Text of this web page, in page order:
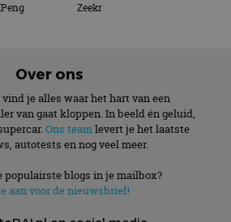
Zeekr
Over ons
je alles waar het hart van een
van gaat kloppen. In beeld én geluid,
Ons teamlevert je het laatste
autotests en nog veel meer.
populairste blogs in je mailbox?
aan voor de nieuwsbrief!